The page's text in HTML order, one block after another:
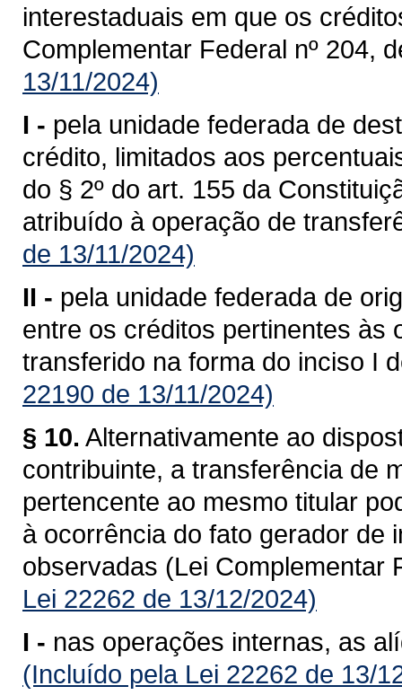
interestaduais em que os
Complementar Federal nº 204,
13/11/2024)
I - pela unidade federada de
crédito, limitados aos
do § 2º do art. 155 da
atribuído à operação de
de 13/11/2024)
II - pela unidade federada de
entre os créditos pertinentes às
transferido na forma do inciso I
22190 de 13/11/2024)
§ 10. Alternativamente ao
contribuinte, a transferência de
pertencente ao mesmo titular
à ocorrência do fato gerador de
observadas (Lei Complementar
Lei 22262 de 13/12/2024)
I - nas operações internas, as
(Incluído pela Lei 22262 de 13/